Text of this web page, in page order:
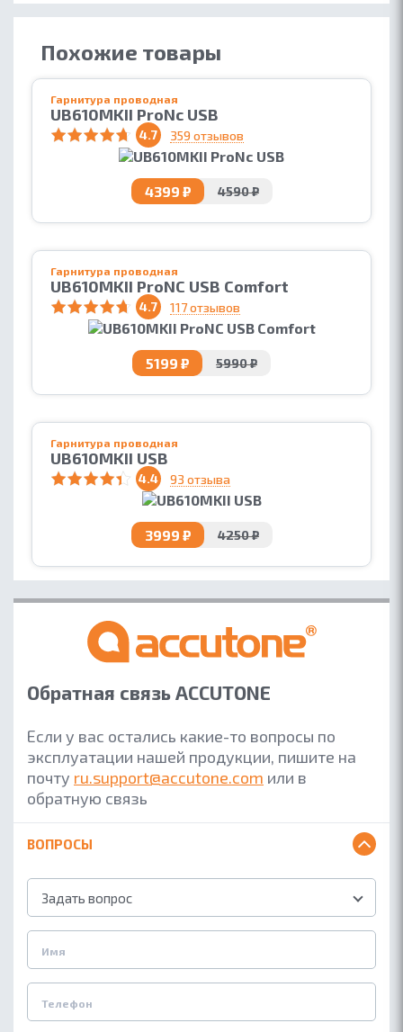
Похожие товары
Гарнитура проводная
UB610MKII ProNс USB
4.7 359 отзывов
4399 ₽ 4590 ₽
Гарнитура проводная
UB610MKII ProNC USB Comfort
4.7 117 отзывов
5199 ₽ 5990 ₽
Гарнитура проводная
UB610MKII USB
4.4 93 отзыва
3999 ₽ 4250 ₽
Обратная связь ACCUTONE
Если у вас остались какие-то вопросы по
эксплуатации нашей продукции, пишите на
почту ru.support@accutone.com или в
обратную связь
ВОПРОСЫ
Задать вопрос